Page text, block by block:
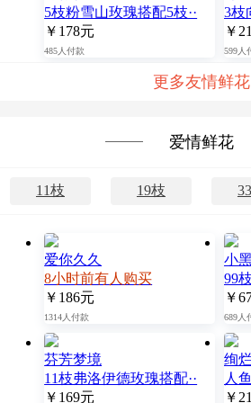
5枝粉雪山玫瑰搭配5枝··
￥178元
485人付款
3枝
￥
599人
更多友情鲜花
爱情鲜花
11枝 19枝
爱你久久
8小时前有人购买
￥186元
1314人付款
小
99
￥
689人
芬芳梦境
11枝弗洛伊德玫瑰搭配··
￥169元
绚
人
￥